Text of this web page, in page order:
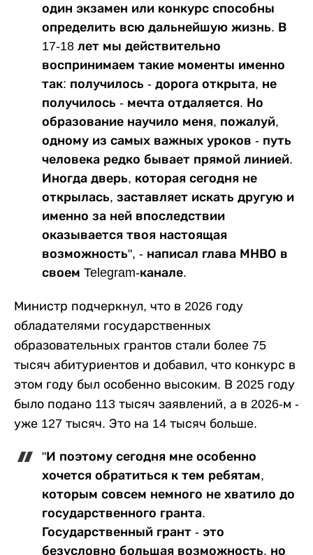
один экзамен или конкурс способны
определить всю дальнейшую жизнь. В
17-18 лет мы действительно
воспринимаем такие моменты именно
так: получилось - дорога открыта, не
получилось - мечта отдаляется. Но
образование научило меня, пожалуй,
одному из самых важных уроков - путь
человека редко бывает прямой линией.
Иногда дверь, которая сегодня не
открылась, заставляет искать другую и
именно за ней впоследствии
оказывается твоя настоящая
возможность", - написал глава МНВО в
своем Telegram-канале.
Министр подчеркнул, что в 2026 году
обладателями государственных
образовательных грантов стали более 75
тысяч абитуриентов и добавил, что конкурс в
этом году был особенно высоким. В 2025 году
было подано 113 тысяч заявлений, а в 2026-м -
уже 127 тысяч. Это на 14 тысяч больше.
"И поэтому сегодня мне особенно
хочется обратиться к тем ребятам,
которым совсем немного не хватило до
государственного гранта.
Государственный грант - это
безусловно большая возможность, но